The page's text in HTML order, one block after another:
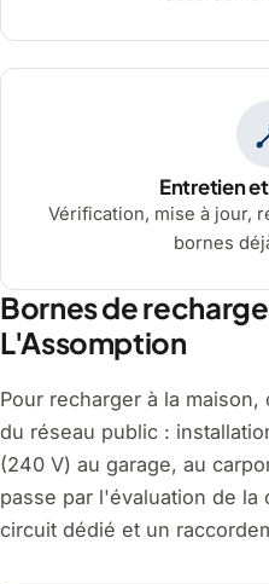
Entretien
Vérification, mise à jour,
bornes
Bornes de
L'Assomption
Pour recharger à la
du réseau public :
(240 V) au garage, au
passe par l'évaluation de la
circuit dédié et un